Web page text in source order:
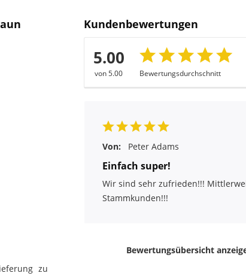
zu
Kundenbewertungen
5.00
von 5.00 Bewertungsdurchschnitt
Von: Peter Adams
Einfach super!
Wir sind sehr zufrieden!!!
Stammkunden!!!
Bewertungsübersicht